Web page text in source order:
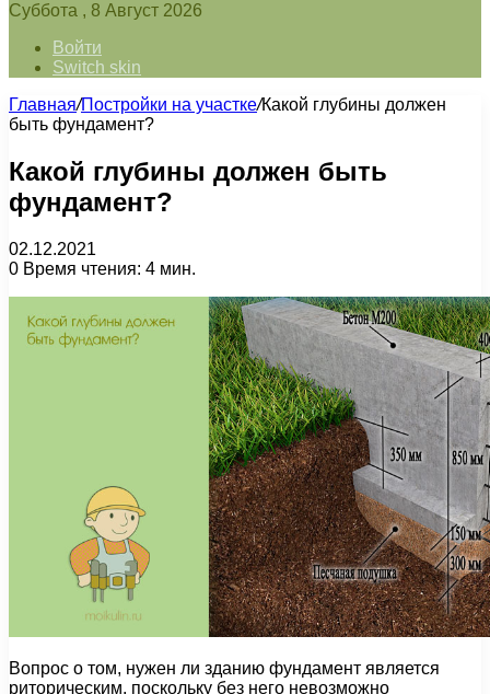
Суббота , 8 Август 2026
Войти
Switch skin
Главная/Постройки на участке/Какой глубины должен
быть фундамент?
Какой глубины должен быть
фундамент?
02.12.2021
0 Время чтения: 4 мин.
Вопрос о том, нужен ли зданию фундамент является
риторическим, поскольку без него невозможно